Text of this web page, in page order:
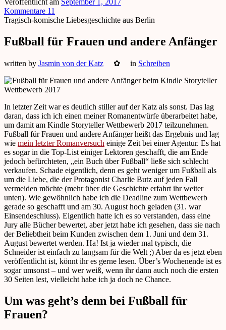
Veröffentlicht am September 1, 2017
Kommentare 11
Tragisch-komische Liebesgeschichte aus Berlin
Fußball für Frauen und andere Anfänger
written by Jasmin von der Katz ✿ in Schreiben
In letzter Zeit war es deutlich stiller auf der Katz als sonst. Das lag
daran, dass ich ich einen meiner Romanentwürfe überarbeitet habe,
um damit am Kindle Storyteller Wettbewerb 2017 teilzunehmen.
Fußball für Frauen und andere Anfänger heißt das Ergebnis und lag
wie mein letzter Romanversuch einige Zeit bei einer Agentur. Es hat
es sogar in die Top-List einiger Lektoren geschafft, die am Ende
jedoch befürchteten, „ein Buch über Fußball“ ließe sich schlecht
verkaufen. Schade eigentlich, denn es geht weniger um Fußball als
um die Liebe, die der Protagonist Charlie Butz auf jeden Fall
vermeiden möchte (mehr über die Geschichte erfahrt ihr weiter
unten). Wie gewöhnlich habe ich die Deadline zum Wettbewerb
gerade so geschafft und am 30. August hoch geladen (31. war
Einsendeschluss). Eigentlich hatte ich es so verstanden, dass eine
Jury alle Bücher bewertet, aber jetzt habe ich gesehen, dass sie nach
der Beliebtheit beim Kunden zwischen dem 1. Juni und dem 31.
August bewertet werden. Ha! Ist ja wieder mal typisch, die
Schneider ist einfach zu langsam für die Welt ;) Aber da es jetzt eben
veröffentlicht ist, könnt ihr es gerne lesen. Über’s Wochenende ist es
sogar umsonst – und wer weiß, wenn ihr dann auch noch die ersten
30 Seiten lest, vielleicht habe ich ja doch ne Chance.
Um was geht’s denn bei Fußball für
Frauen?